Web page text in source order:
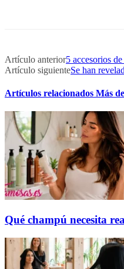
Artículo anterior5 accesorios
Artículo siguienteSe han
Artículos relacionados Más
Qué champú necesita